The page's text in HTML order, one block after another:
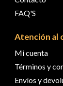
FAQ'S
Atención al
Mi cuenta
Términos y
Envíos y